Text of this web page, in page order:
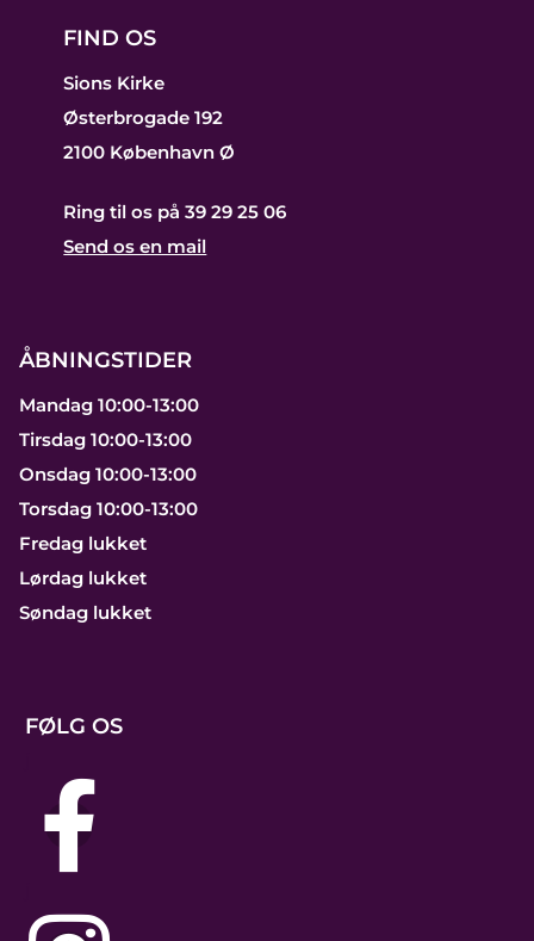
FIND OS
Sions Kirke
Østerbrogade 192
2100 København Ø
Ring til os på 39 29 25 06
Send os en mail
ÅBNINGSTIDER
Mandag 10:00-13:00
Tirsdag 10:00-13:00
Onsdag 10:00-13:00
Torsdag 10:00-13:00
Fredag lukket
Lørdag lukket
Søndag lukket
FØLG OS